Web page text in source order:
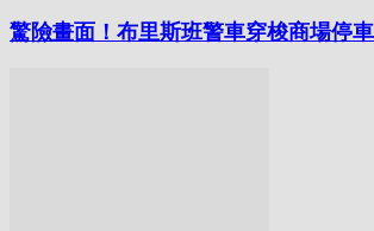
驚險畫面！布里斯班警車穿梭商場停